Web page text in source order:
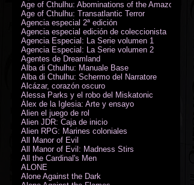
Age of Cthulhu: Abominations of the Amazon
Age of Cthulhu: Transatlantic Terror
Agencia especial 2ª edición
Agencia especial edición de coleccionista
Agencia Especial: La Serie volumen 1
Agencia Especial: La Serie volumen 2
Agentes de Dreamland
Alba di Cthulhu: Manuale Base
Alba di Cthulhu: Schermo del Narratore
Alcázar, corazón oscuro
Alessa Parks y el robo del Miskatonic
Álex de la Iglesia: Arte y ensayo
Alien el juego de rol
Alien JDR: Caja de inicio
Alien RPG: Marines coloniales
All Manor of Evil
All Manor of Evil: Madness Stirs
All the Cardinal's Men
ALONE
Alone Against the Dark